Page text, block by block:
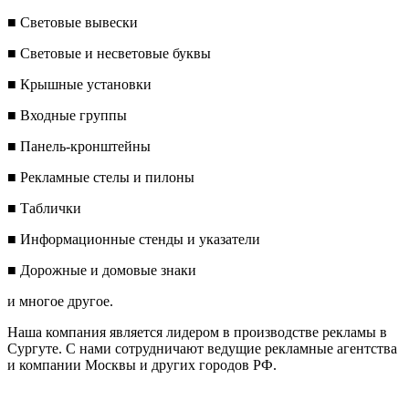
■ Световые вывески
■ Световые и несветовые буквы
■ Крышные установки
■ Входные группы
■ Панель-кронштейны
■ Рекламные стелы и пилоны
■ Таблички
■ Информационные стенды и указатели
■ Дорожные и домовые знаки
и многое другое.
Наша компания является лидером в производстве рекламы в
Сургуте. С нами сотрудничают ведущие рекламные агентства
и компании Москвы и других городов РФ.